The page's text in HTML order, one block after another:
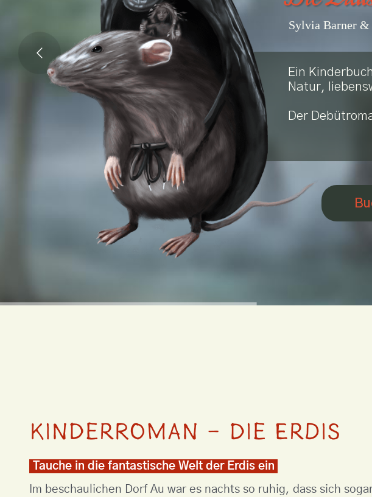
Sylvia Barner
Ein
Natur,
Der
Kinderroman – Die Erdis
Tauche in die fantastische Welt der Erdis ein
Im beschaulichen Dorf Au war es nachts so ruhig, dass sich